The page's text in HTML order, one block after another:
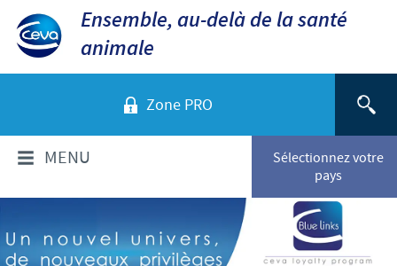
Ensemble, au-delà de la santé
animale
Zone PRO
Sélectionnez votre
pays
MENU
QUI SOMMES-NOUS?